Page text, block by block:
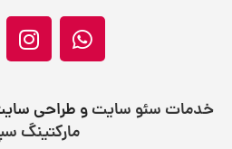
خدمات سئو سایتو طراحی
مارکتینگ